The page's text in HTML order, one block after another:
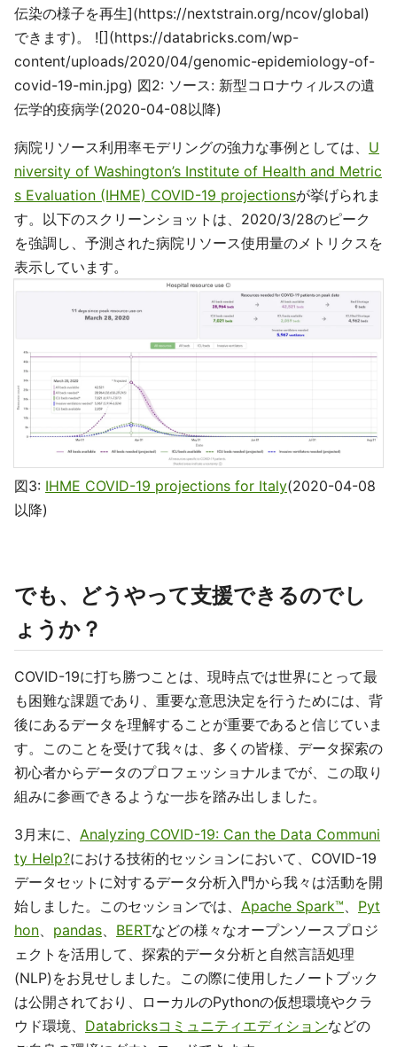
伝染の様子を再生](https://nextstrain.org/ncov/global)
できます)。 ![](https://databricks.com/wp-
content/uploads/2020/04/genomic-epidemiology-of-
covid-19-min.jpg) 図2: ソース: 新型コロナウィルスの遺
伝学的疫病学(2020-04-08以降)
病院リソース利用率モデリングの強力な事例としては、 U
niversity of Washington’s Institute of Health and Metric
s Evaluation (IHME) COVID-19 projectionsが挙げられま
す。以下のスクリーンショットは、2020/3/28のピーク
を強調し、予測された病院リソース使用量のメトリクスを
表示しています。
図3: IHME COVID-19 projections for Italy(2020-04-08
以降)
でも、どうやって支援できるのでし
ょうか？
COVID-19に打ち勝つことは、現時点では世界にとって最
も困難な課題であり、重要な意思決定を行うためには、背
後にあるデータを理解することが重要であると信じていま
す。このことを受けて我々は、多くの皆様、データ探索の
初心者からデータのプロフェッショナルまでが、この取り
組みに参画できるような一歩を踏み出しました。
3月末に、 Analyzing COVID-19: Can the Data Communi
ty Help?における技術的セッションにおいて、COVID-19
データセットに対するデータ分析入門から我々は活動を開
始しました。このセッションでは、 Apache Spark™
Pyt
hon
pandas BERTなどの様々なオープンソースプロジ
ェクトを活用して、探索的データ分析と自然言語処理
(NLP)をお見せしました。この際に使用したノートブック
は公開されており、ローカルのPythonの仮想環境やクラ
ウド環境、 Databricksコミュニティエディションなどの